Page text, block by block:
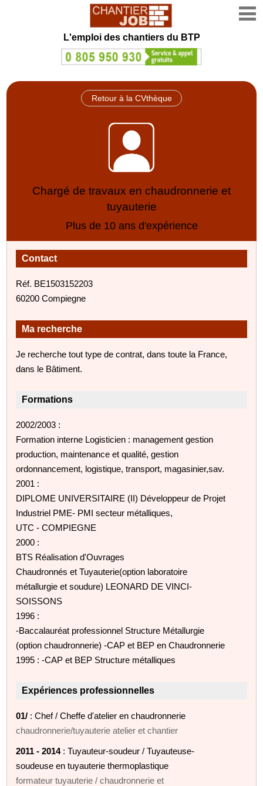
L'emploi des chantiers du BTP
Retour à la CVthèque
Chargé de travaux en chaudronnerie et
tuyauterie
Plus de 10 ans d'expérience
Contact
Réf. BE1503152203
60200 Compiegne
Ma recherche
Je recherche tout type de contrat, dans toute la France,
dans le Bâtiment.
Formations
2002/2003 :
Formation interne Logisticien : management gestion
production, maintenance et qualité, gestion
ordonnancement, logistique, transport, magasinier,sav.
2001 :
DIPLOME UNIVERSITAIRE (II) Développeur de Projet
Industriel PME- PMI secteur métalliques,
UTC - COMPIEGNE
2000 :
BTS Réalisation d'Ouvrages
Chaudronnés et Tuyauterie(option laboratoire
métallurgie et soudure) LEONARD DE VINCI-
SOISSONS
1996 :
-Baccalauréat professionnel Structure Métallurgie
(option chaudronnerie) -CAP et BEP en Chaudronnerie
1995 : -CAP et BEP Structure métalliques
Expériences professionnelles
01/ : Chef / Cheffe d'atelier en chaudronnerie
chaudronnerie/tuyauterie atelier et chantier
2011 - 2014: Tuyauteur-soudeur / Tuyauteuse-
soudeuse en tuyauterie thermoplastique
formateur tuyauterie / chaudronnerie et